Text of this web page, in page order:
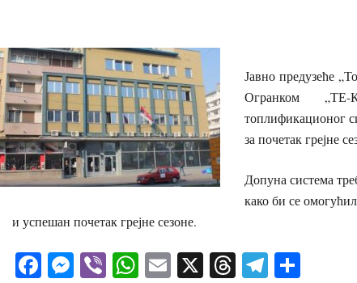
Јавно предузеће
Огранком
топлификационог
за почетак грејне
Допуна система
како би се
и успешан почетак грејне сезоне.
Facebook
Messenger
ViberWhatsApp
Email
X ThreadsTelegram